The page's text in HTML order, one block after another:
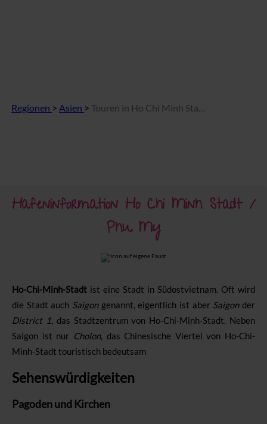
Regionen > Asien > Touren in Ho Chi Minh Stadt / Phu My
Hafeninformation Ho Chi Minh Stadt /
Phu My
Ho-Chi-Minh-Stadt ist eine Stadt in Südostvietnam. Oft wird
die Stadt auch Saigongenannt, eigentlich ist aber Saigonder
District 1, das Stadtzentrum von Ho-Chi-Minh-Stadt. Neben
Saigon ist nur Cholon, das Chinesische Viertel von Ho-Chi-
Minh-Stadt touristisch bedeutsam
Sehenswürdigkeiten
Pagoden und Kirchen